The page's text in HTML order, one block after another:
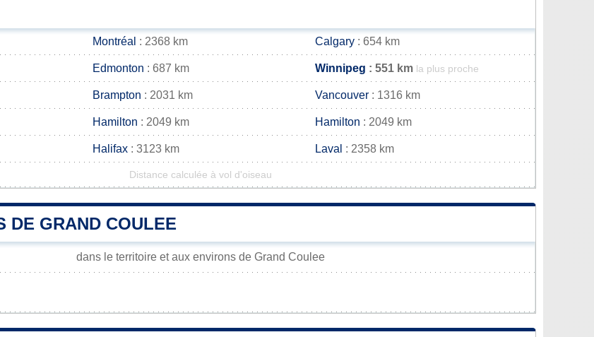
Montréal : 2368 km Calgary : 654 km
Edmonton : 687 km Winnipeg : 551 km la plus proche
Brampton : 2031 km Vancouver : 1316 km
Hamilton : 2049 km Hamilton : 2049 km
Halifax : 3123 km Laval : 2358 km
Distance calculée à vol d'oiseau
DE GRAND COULEE
dans le territoire et aux environs de Grand Coulee